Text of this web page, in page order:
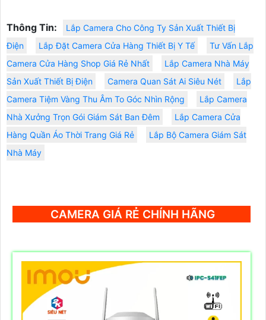
Thông Tin:
Lắp Camera Cho Công Ty Sản Xuất Thiết Bị
Điện
Lắp Đặt Camera Cửa Hàng Thiết Bị Y Tế
Tư Vấn Lắp
Camera Cửa Hàng Shop Giá Rẻ Nhất
Lắp Camera Nhà Máy
Sản Xuất Thiết Bị Điện
Camera Quan Sát Ai Siêu Nét
Lắp
Camera Tiệm Vàng Thu Âm To Góc Nhìn Rộng
Lắp Camera
Nhà Xưởng Trọn Gói Giám Sát Ban Đêm
Lắp Camera Cửa
Hàng Quần Áo Thời Trang Giá Rẻ
Lắp Bộ Camera Giám Sát
Nhà Máy
CAMERA GIÁ RẺ CHÍNH HÃNG